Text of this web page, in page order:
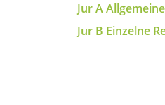
Jur A
Jur B Einzelne